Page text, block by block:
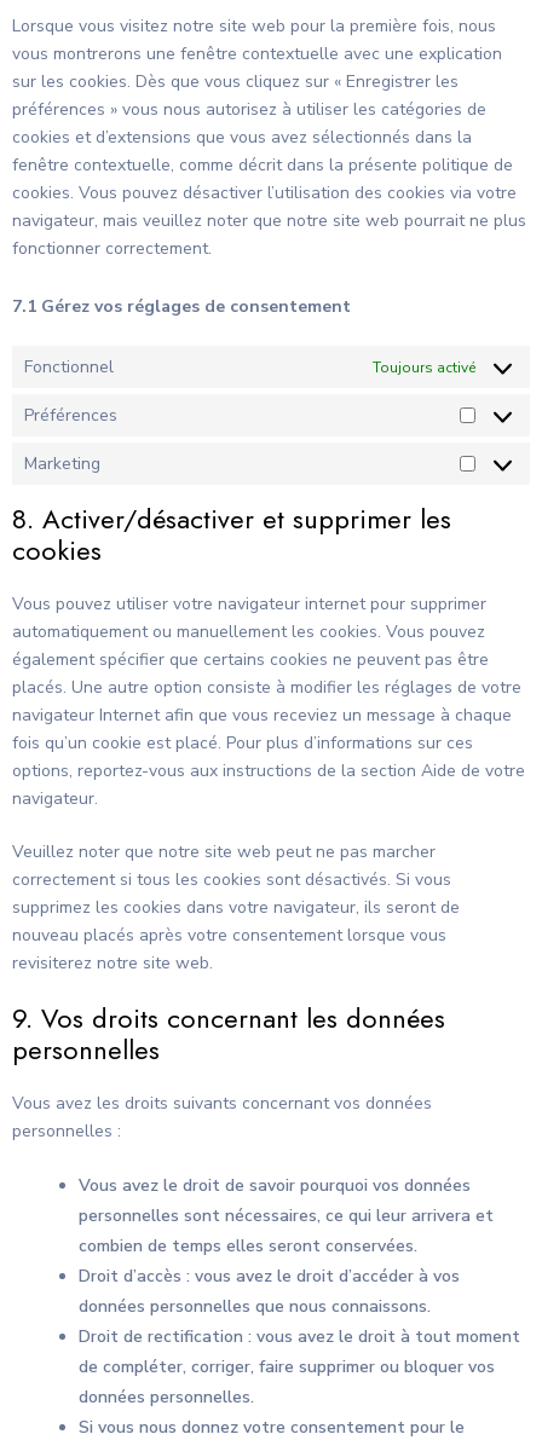
Lorsque vous visitez notre site web pour la première fois, nous
vous montrerons une fenêtre contextuelle avec une explication
sur les cookies. Dès que vous cliquez sur « Enregistrer les
préférences » vous nous autorisez à utiliser les catégories de
cookies et d’extensions que vous avez sélectionnés dans la
fenêtre contextuelle, comme décrit dans la présente politique de
cookies. Vous pouvez désactiver l’utilisation des cookies via votre
navigateur, mais veuillez noter que notre site web pourrait ne plus
fonctionner correctement.
7.1 Gérez vos réglages de consentement
Fonctionnel Toujours activé
Préférences
Marketing
8. Activer/désactiver et supprimer les
cookies
Vous pouvez utiliser votre navigateur internet pour supprimer
automatiquement ou manuellement les cookies. Vous pouvez
également spécifier que certains cookies ne peuvent pas être
placés. Une autre option consiste à modifier les réglages de votre
navigateur Internet afin que vous receviez un message à chaque
fois qu’un cookie est placé. Pour plus d’informations sur ces
options, reportez-vous aux instructions de la section Aide de votre
navigateur.
Veuillez noter que notre site web peut ne pas marcher
correctement si tous les cookies sont désactivés. Si vous
supprimez les cookies dans votre navigateur, ils seront de
nouveau placés après votre consentement lorsque vous
revisiterez notre site web.
9. Vos droits concernant les données
personnelles
Vous avez les droits suivants concernant vos données
personnelles :
Vous avez le droit de savoir pourquoi vos données
personnelles sont nécessaires, ce qui leur arrivera et
combien de temps elles seront conservées.
Droit d’accès : vous avez le droit d’accéder à vos
données personnelles que nous connaissons.
Droit de rectification : vous avez le droit à tout moment
de compléter, corriger, faire supprimer ou bloquer vos
données personnelles.
Si vous nous donnez votre consentement pour le